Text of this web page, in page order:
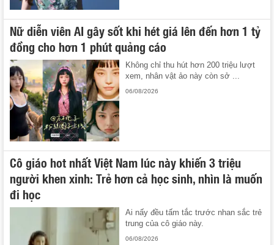
Nữ diễn viên AI gây sốt khi hét giá lên đến hơn 1 tỷ
đồng cho hơn 1 phút quảng cáo
Không chỉ thu hút hơn 200 triệu lượt
xem, nhân vật ảo này còn sở ...
06/08/2026
Cô giáo hot nhất Việt Nam lúc này khiến 3 triệu
người khen xinh: Trẻ hơn cả học sinh, nhìn là muốn
đi học
Ai nấy đều tấm tắc trước nhan sắc trẻ
trung của cô giáo này.
06/08/2026